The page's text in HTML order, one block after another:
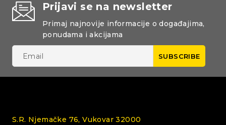
Prijavi se na newsletter
Primaj najnovije informacije o događajima,
ponudama i akcijama
S.R. Njemačke 76, Vukovar 32000